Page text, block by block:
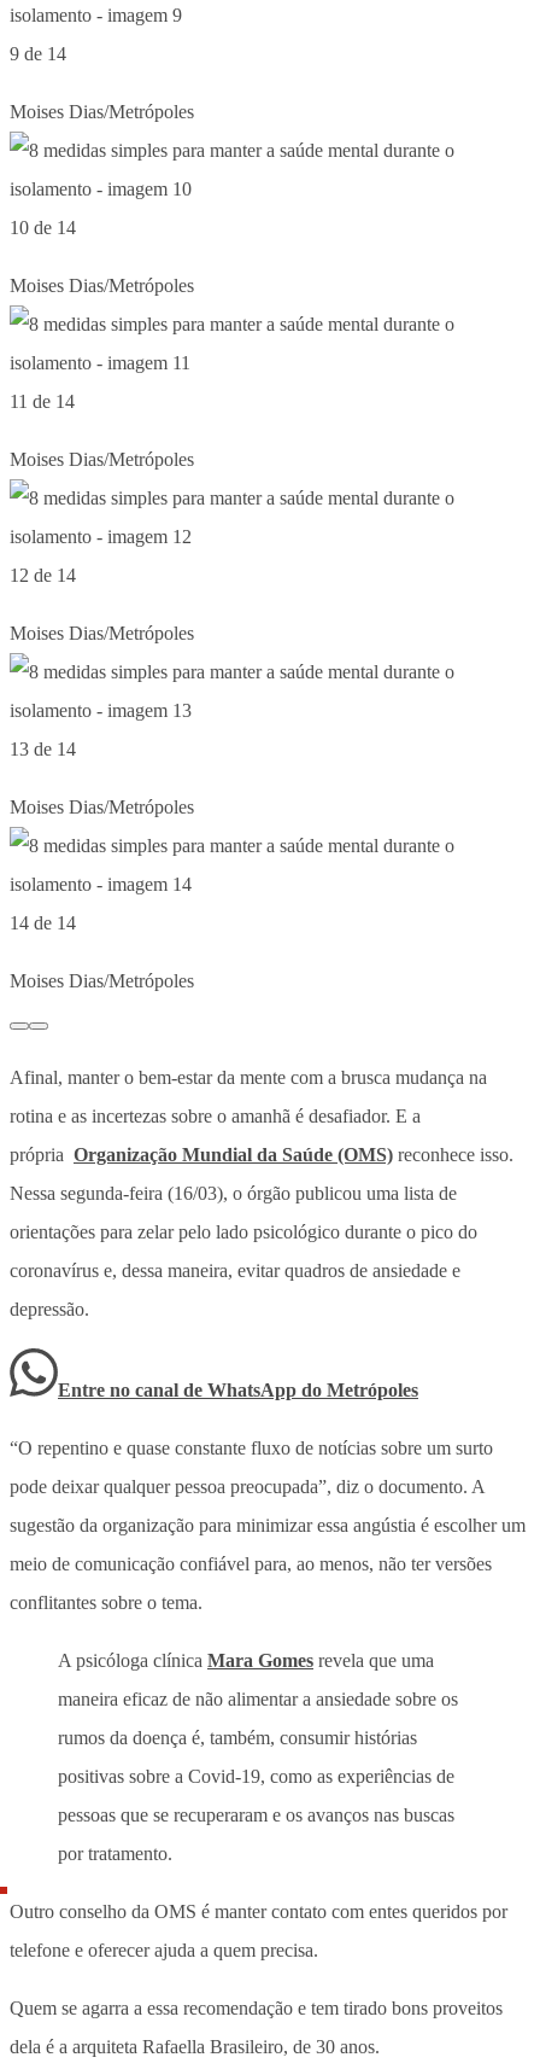
9 de 14
Moises Dias/Metrópoles
10 de 14
Moises Dias/Metrópoles
11 de 14
Moises Dias/Metrópoles
12 de 14
Moises Dias/Metrópoles
13 de 14
Moises Dias/Metrópoles
14 de 14
Moises Dias/Metrópoles
Afinal, manter o bem-estar da mente com a brusca mudança na
rotina e as incertezas sobre o amanhã é desafiador. E a
própria Organização Mundial da Saúde (OMS) reconhece isso.
Nessa segunda-feira (16/03), o órgão publicou uma lista de
orientações para zelar pelo lado psicológico durante o pico do
coronavírus e, dessa maneira, evitar quadros de ansiedade e
depressão.
Entre no canal de WhatsApp do Metrópoles
“O repentino e quase constante fluxo de notícias sobre um surto
pode deixar qualquer pessoa preocupada”, diz o documento. A
sugestão da organização para minimizar essa angústia é escolher um
meio de comunicação confiável para, ao menos, não ter versões
conflitantes sobre o tema.
A psicóloga clínica Mara Gomes revela que uma
maneira eficaz de não alimentar a ansiedade sobre os
rumos da doença é, também, consumir histórias
positivas sobre a Covid-19, como as experiências de
pessoas que se recuperaram e os avanços nas buscas
por tratamento.
Outro conselho da OMS é manter contato com entes queridos por
telefone e oferecer ajuda a quem precisa.
Quem se agarra a essa recomendação e tem tirado bons proveitos
dela é a arquiteta Rafaella Brasileiro, de 30 anos.